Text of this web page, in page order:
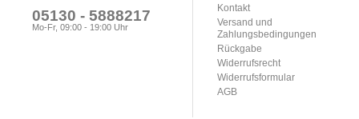
05130 - 5888217
Mo-Fr, 09:00 - 19:00 Uhr
Kontakt
Versand und
Zahlungsbedingungen
Rückgabe
Widerrufsrecht
Widerrufsformular
AGB